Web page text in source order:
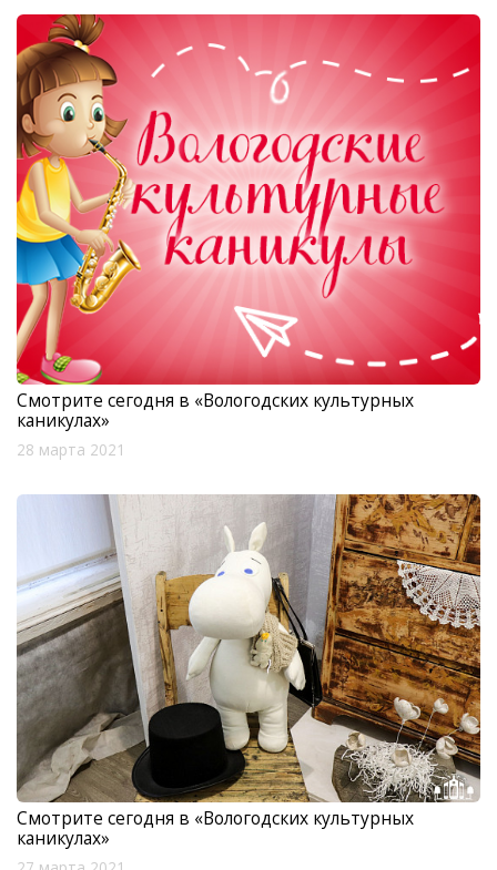
Смотрите сегодня в «Вологодских культурных
каникулах»
28 марта 2021
Смотрите сегодня в «Вологодских культурных
каникулах»